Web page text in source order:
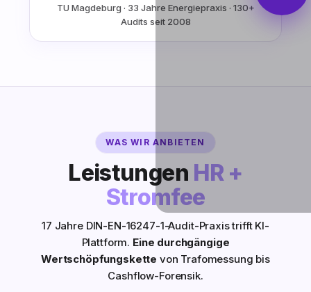
TU Magdeburg · 33 Jahre Energiepraxis · 130+
Audits seit 2008
WAS WIR ANBIETEN
Leistungen HR +
Stromfee
17 Jahre DIN-EN-16247-1-Audit-Praxis trifft KI-
Plattform. Eine durchgängige
Wertschöpfungskette von Trafomessung bis
Cashflow-Forensik.